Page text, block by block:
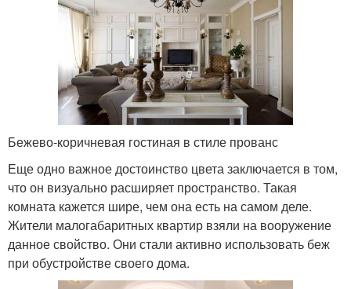
Бежево-коричневая гостиная в стиле прованс
Еще одно важное достоинство цвета заключается в том,
что он визуально расширяет пространство. Такая
комната кажется шире, чем она есть на самом деле.
Жители малогабаритных квартир взяли на вооружение
данное свойство. Они стали активно использовать беж
при обустройстве своего дома.